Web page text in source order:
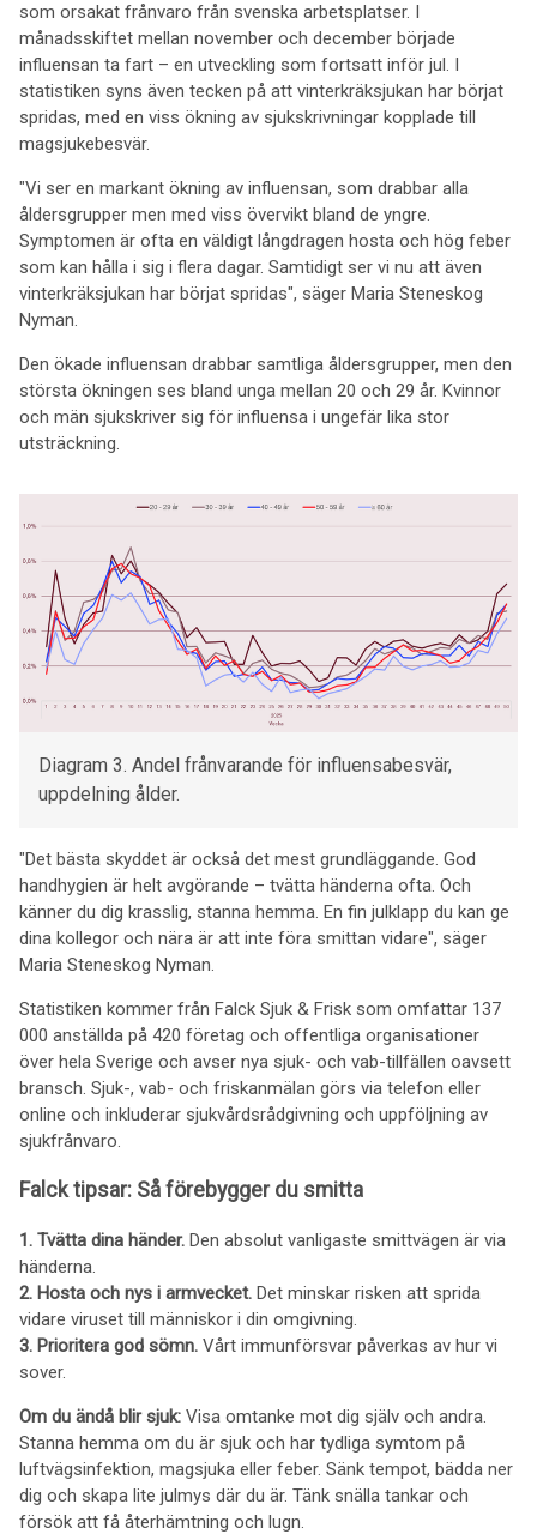
som orsakat frånvaro från svenska arbetsplatser. I
månadsskiftet mellan november och december började
influensan ta fart – en utveckling som fortsatt inför jul. I
statistiken syns även tecken på att vinterkräksjukan har börjat
spridas, med en viss ökning av sjukskrivningar kopplade till
magsjukebesvär.
"Vi ser en markant ökning av influensan, som drabbar alla
åldersgrupper men med viss övervikt bland de yngre.
Symptomen är ofta en väldigt långdragen hosta och hög feber
som kan hålla i sig i flera dagar. Samtidigt ser vi nu att även
vinterkräksjukan har börjat spridas", säger Maria Steneskog
Nyman.
Den ökade influensan drabbar samtliga åldersgrupper, men den
största ökningen ses bland unga mellan 20 och 29 år. Kvinnor
och män sjukskriver sig för influensa i ungefär lika stor
utsträckning.
Diagram 3. Andel frånvarande för influensabesvär,
uppdelning ålder.
"Det bästa skyddet är också det mest grundläggande. God
handhygien är helt avgörande – tvätta händerna ofta. Och
känner du dig krasslig, stanna hemma. En fin julklapp du kan ge
dina kollegor och nära är att inte föra smittan vidare", säger
Maria Steneskog Nyman.
Statistiken kommer från Falck Sjuk & Frisk som omfattar 137
000 anställda på 420 företag och offentliga organisationer
över hela Sverige och avser nya sjuk- och vab-tillfällen oavsett
bransch. Sjuk-, vab- och friskanmälan görs via telefon eller
online och inkluderar sjukvårdsrådgivning och uppföljning av
sjukfrånvaro.
Falck tipsar: Så förebygger du smitta
1. Tvätta dina händer. Den absolut vanligaste smittvägen är via
händerna.
2. Hosta och nys i armvecket. Det minskar risken att sprida
vidare viruset till människor i din omgivning.
3. Prioritera god sömn. Vårt immunförsvar påverkas av hur vi
sover.
Om du ändå blir sjuk: Visa omtanke mot dig själv och andra.
Stanna hemma om du är sjuk och har tydliga symtom på
luftvägsinfektion, magsjuka eller feber. Sänk tempot, bädda ner
dig och skapa lite julmys där du är. Tänk snälla tankar och
försök att få återhämtning och lugn.